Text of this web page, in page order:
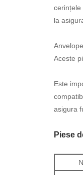
la
Aceste
Este
asigura
Piese